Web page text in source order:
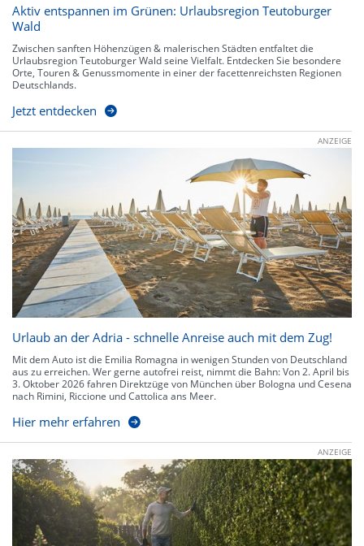
Aktiv entspannen im Grünen: Urlaubsregion Teutoburger
Wald
Zwischen sanften Höhenzügen & malerischen Städten entfaltet die
Urlaubsregion Teutoburger Wald seine Vielfalt. Entdecken Sie besondere
Orte, Touren & Genussmomente in einer der facettenreichsten Regionen
Deutschlands.
Jetzt entdecken
ANZEIGE
Urlaub an der Adria - schnelle Anreise auch mit dem Zug!
Mit dem Auto ist die Emilia Romagna in wenigen Stunden von Deutschland
aus zu erreichen. Wer gerne autofrei reist, nimmt die Bahn: Von 2. April bis
3. Oktober 2026 fahren Direktzüge von München über Bologna und Cesena
nach Rimini, Riccione und Cattolica ans Meer.
Hier mehr erfahren
ANZEIGE